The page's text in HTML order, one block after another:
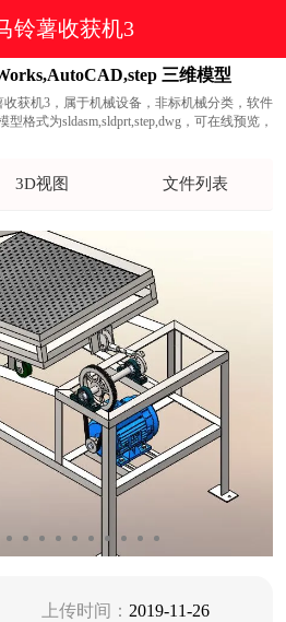
铃薯收获机3
三维模型
获机3，属于机械设备，非标机械分类，软件
型格式为sldasm,sldprt,step,dwg，可在线预览，
3D视图 文件列表
上传时间： 2019-11-26